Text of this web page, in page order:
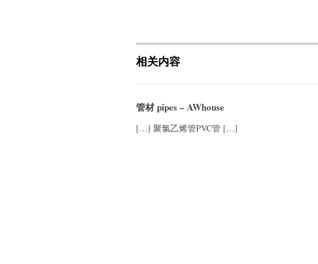
相关内容
管材 pipes – AWhouse
[…] 聚氯乙烯管PVC管 […]